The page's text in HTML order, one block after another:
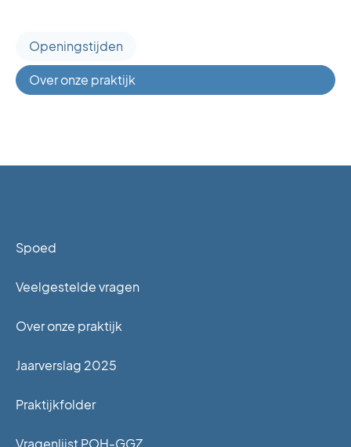
Openingstijden
Over onze praktijk
Spoed
Veelgestelde vragen
Over onze praktijk
Jaarverslag 2025
Praktijkfolder
Vragenlijst POH-GGZ